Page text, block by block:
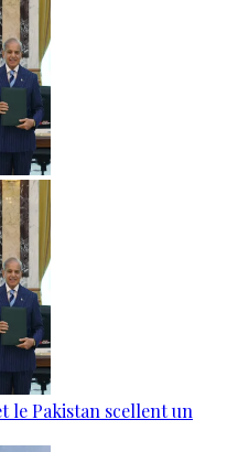
le Pakistan scellent un